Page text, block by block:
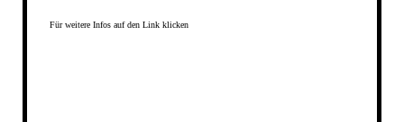
Für weitere Infos auf den Link klicken